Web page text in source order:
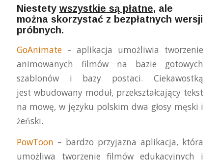
Niestety wszystkie są płatne, ale
można skorzystać z bezpłatnych wersji
próbnych.
GoAnimate– aplikacja umożliwia tworzenie
animowanych filmów na bazie gotowych
szablonów i bazy postaci. Ciekawostką
jest wbudowany moduł, przekształcający tekst
na mowę, w języku polskim dwa głosy męski i
żeński.
PowToon – bardzo przyjazna aplikacja, która
umożliwa tworzenie filmów edukacyjnych i